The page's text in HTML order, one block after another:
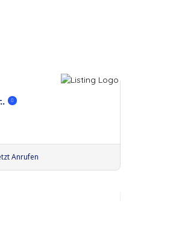
Künstler:innen München
Anrufen